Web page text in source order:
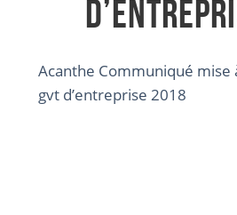
Acanthe Communiqué mise
gvt d’entreprise 2018